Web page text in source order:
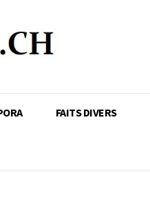
FAITS DIVERS